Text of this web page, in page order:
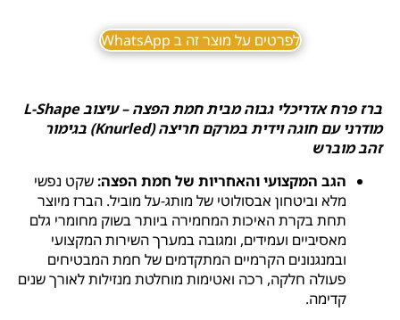
לפרטים על מוצר זה ב WhatsApp
ברז פרח אדריכלי גבוה מבית חמת הפצה – עיצוב L-Shape
מודרני עם חוגה וידית במרקם חריצה (Knurled) בגימור
זהב מוברש
הגב המקצועי והאחריות של חמת הפצה:שקט נפשי
מלא וביטחון אבסולוטי של מותג-על מוביל. הברז מיוצר
תחת בקרת האיכות המחמירה ביותר בשוק מחומרי גלם
מאסיביים ועמידים, ומגובה במערך השירות המקצועי
ובמנגנונים הקרמיים המתקדמים של חמת המבטיחים
פעולה חלקה, רכה ואטימות מוחלטת מנזילות לאורך שנים
קדימה.